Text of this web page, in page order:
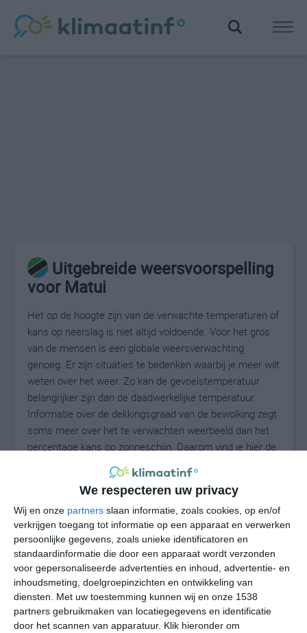
We respecteren uw privacy
Wij en onze partners slaan informatie, zoals cookies, op en/of
verkrijgen toegang tot informatie op een apparaat en verwerken
persoonlijke gegevens, zoals unieke identificatoren en
standaardinformatie die door een apparaat wordt verzonden
voor gepersonaliseerde advertenties en inhoud, advertentie- en
inhoudsmeting, doelgroepinzichten en ontwikkeling van
diensten.
Met uw toestemming kunnen wij en onze 1538
partners gebruikmaken van locatiegegevens en identificatie
door het scannen van apparatuur. Klik hieronder om
Uitgebreide weersvoorspelling
voor Matui
Het op de hoogte zijn van de verwachte temperaturen of
kans op neerslag is niet altijd voldoende. Voor het gros
van de mensen is een globale weersverwachting
genoeg. Er zijn situaties te bedenken waarbij je meer wilt
weten over het weer. Zo kan de gevoelstemperatuur
belangrijker zijn dan de daadwerkelijke temperatuur.
Informatie over de dekkingsgraad van de bewolking zegt
soms meer over het te verwachten weerbeeld dan het
percentage kans op zonneschijn. Daarom vind je hier de
uitgebreide weersvoorspelling voor Matui.
22°C
za zo ma di